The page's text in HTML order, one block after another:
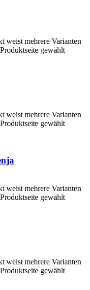
weist mehrere Varianten
gewählt
weist mehrere Varianten
gewählt
weist mehrere Varianten
gewählt
weist mehrere Varianten
gewählt